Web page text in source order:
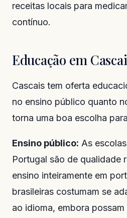
receitas locais para
contínuo.
Educação em
Cascais tem oferta
no ensino público quanto
torna uma boa escolha
Ensino público: As
Portugal são de qualidade
ensino inteiramente em
brasileiras costumam se
ao idioma, embora